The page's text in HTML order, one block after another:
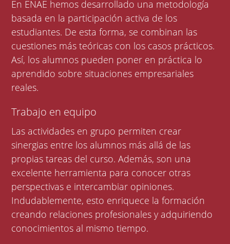
En ENAE hemos desarrollado una metodología
basada en la participación activa de los
estudiantes. De esta forma, se combinan las
cuestiones más teóricas con los casos prácticos.
Así, los alumnos pueden poner en práctica lo
aprendido sobre situaciones empresariales
reales.
Trabajo en equipo
Las actividades en grupo permiten crear
sinergias entre los alumnos más allá de las
propias tareas del curso. Además, son una
excelente herramienta para conocer otras
perspectivas e intercambiar opiniones.
Indudablemente, esto enriquece la formación
creando relaciones profesionales y adquiriendo
conocimientos al mismo tiempo.